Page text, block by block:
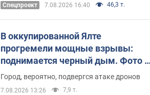
Спецпроект 7.08.2026 16:40 46,3 т.
В оккупированной Ялте
прогремели мощные взрывы:
поднимается черный дым. Фото и
видео
Город, вероятно, подвергся атаке дронов
7.08.2026 13:26 7,9 т.